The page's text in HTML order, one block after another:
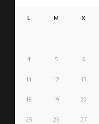
L M X
4 5 6
11 12 13
18 19 20
25 26 27